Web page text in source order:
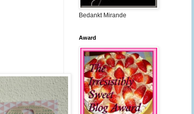
Bedankt Mirande
Award